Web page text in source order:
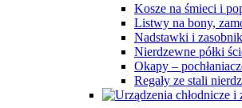
Kosze na śmieci i
Listwy na bony,
Nadstawki i
Nierdzewne półki
Okapy –
Regały ze stali